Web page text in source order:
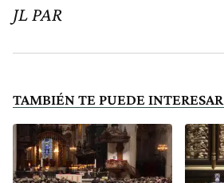
JL PAR
TAMBIÉN TE PUEDE INTERESAR